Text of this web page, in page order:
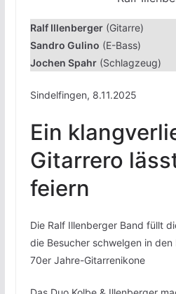
Ralf Illenberger(Gitarre)
Sandro Gulino (E-Bass)
Jochen Spahr(Schlagzeug)
Sindelfingen, 8.11.2025
Ein
Gitarrero
feiern
Die Ralf Illenberger Band füllt
die Besucher schwelgen in den
70er Jahre-Gitarrenikone